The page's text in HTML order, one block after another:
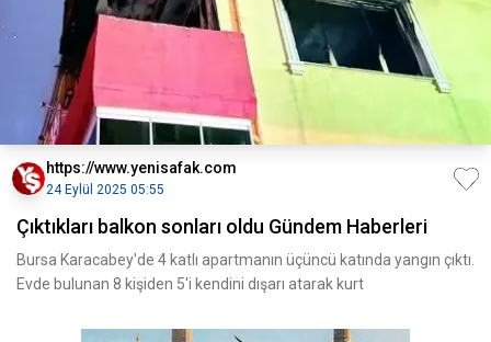
https://www.yenisafak.com
24 Eylül 2025 05:55
Çıktıkları balkon sonları oldu Gündem Haberleri
Bursa Karacabey'de 4 katlı apartmanın üçüncü katında yangın çıktı.
Evde bulunan 8 kişiden 5'i kendini dışarı atarak kurt